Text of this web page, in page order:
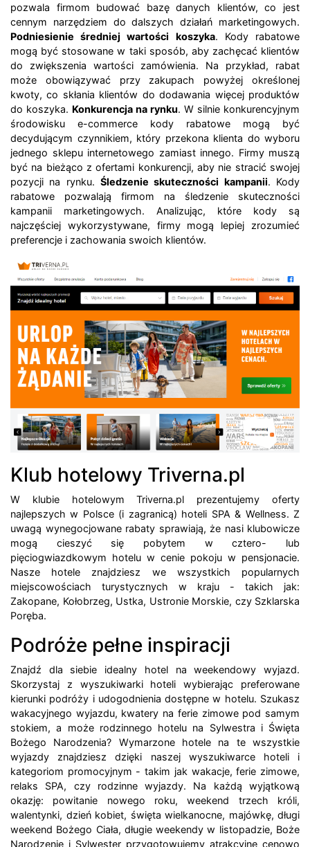
pozwala firmom budować bazę danych klientów, co jest
cennym narzędziem do dalszych działań marketingowych.
Podniesienie średniej wartości koszyka. Kody rabatowe
mogą być stosowane w taki sposób, aby zachęcać klientów
do zwiększenia wartości zamówienia. Na przykład, rabat
może obowiązywać przy zakupach powyżej określonej
kwoty, co skłania klientów do dodawania więcej produktów
do koszyka. Konkurencja na rynku. W silnie konkurencyjnym
środowisku e-commerce kody rabatowe mogą być
decydującym czynnikiem, który przekona klienta do wyboru
jednego sklepu internetowego zamiast innego. Firmy muszą
być na bieżąco z ofertami konkurencji, aby nie stracić swojej
pozycji na rynku. Śledzenie skuteczności kampanii. Kody
rabatowe pozwalają firmom na śledzenie skuteczności
kampanii marketingowych. Analizując, które kody są
najczęściej wykorzystywane, firmy mogą lepiej zrozumieć
preferencje i zachowania swoich klientów.
Klub hotelowy Triverna.pl
W klubie hotelowym Triverna.pl prezentujemy oferty
najlepszych w Polsce (i zagranicą) hoteli SPA & Wellness. Z
uwagą wynegocjowane rabaty sprawiają, że nasi klubowicze
mogą cieszyć się pobytem w cztero- lub
pięciogwiazdkowym hotelu w cenie pokoju w pensjonacie.
Nasze hotele znajdziesz we wszystkich popularnych
miejscowościach turystycznych w kraju - takich jak:
Zakopane, Kołobrzeg, Ustka, Ustronie Morskie, czy Szklarska
Poręba.
Podróże pełne inspiracji
Znajdź dla siebie idealny hotel na weekendowy wyjazd.
Skorzystaj z wyszukiwarki hoteli wybierając preferowane
kierunki podróży i udogodnienia dostępne w hotelu. Szukasz
wakacyjnego wyjazdu, kwatery na ferie zimowe pod samym
stokiem, a może rodzinnego hotelu na Sylwestra i Święta
Bożego Narodzenia? Wymarzone hotele na te wszystkie
wyjazdy znajdziesz dzięki naszej wyszukiwarce hoteli i
kategoriom promocyjnym - takim jak wakacje, ferie zimowe,
relaks SPA, czy rodzinne wyjazdy. Na każdą wyjątkową
okazję: powitanie nowego roku, weekend trzech króli,
walentynki, dzień kobiet, święta wielkanocne, majówkę, długi
weekend Bożego Ciała, długie weekendy w listopadzie, Boże
Narodzenie i Sylwester przygotowujemy atrakcyjne cenowo